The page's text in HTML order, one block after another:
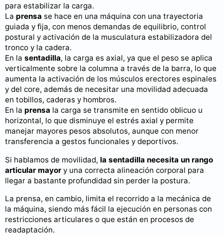
para estabilizar la carga.
La prensa se hace en una máquina con una trayectoria
guiada y fija, con menos demandas de equilibrio, control
postural y activación de la musculatura estabilizadora del
tronco y la cadera.
En la sentadilla, la carga es axial, ya que el peso se aplica
verticalmente sobre la columna a través de la barra, lo que
aumenta la activación de los músculos erectores espinales
y del core, además de necesitar una movilidad adecuada
en tobillos, caderas y hombros.
En la prensa la carga se transmite en sentido oblicuo u
horizontal, lo que disminuye el estrés axial y permite
manejar mayores pesos absolutos, aunque con menor
transferencia a gestos funcionales y deportivos.
Si hablamos de movilidad, la sentadilla necesita un rango
articular mayor y una correcta alineación corporal para
llegar a bastante profundidad sin perder la postura.
La prensa, en cambio, limita el recorrido a la mecánica de
la máquina, siendo más fácil la ejecución en personas con
restricciones articulares o que están en procesos de
readaptación.